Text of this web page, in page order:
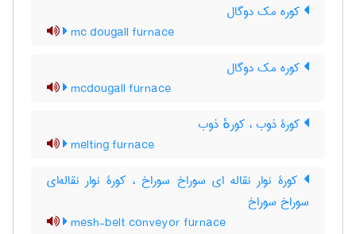
کوره مک دوگال
mc dougall furnace
کوره مک دوگال
mcdougall furnace
کورۀ ذوب ، کورهٔ ذوب
melting furnace
کورۀ نوار نقاله ای سوراخ سوراخ ، کورۀ نوار نقاله‌ای
سوراخ سوراخ
mesh-belt conveyor furnace